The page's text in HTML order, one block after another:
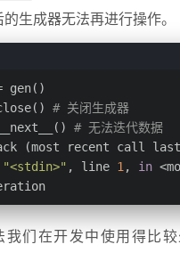
生成器无法再进行操作。
gen()
# 关闭生成器
# 无法迭代数据
(most recent call
"<stdin>" , line 1 , in
我们在开发中使用得比